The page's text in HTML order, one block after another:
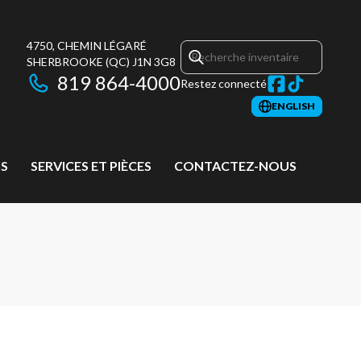
4750, CHEMIN LÉGARÉ
SHERBROOKE (QC) J1N 3G8
819 864-4000Restez connecté
ENGLISH
SERVICES ET PIÈCES CONTACTEZ-NOUS